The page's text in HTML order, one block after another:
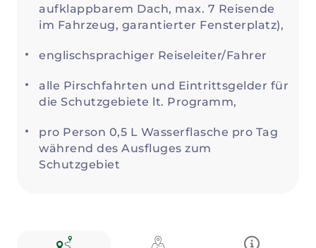
aufklappbarem Dach, max. 7 Reisende
im Fahrzeug, garantierter Fensterplatz),
englischsprachiger Reiseleiter/Fahrer
alle Pirschfahrten und Eintrittsgelder für
die Schutzgebiete lt. Programm,
pro Person 0,5 L Wasserflasche pro Tag
während des Ausfluges zum
Schutzgebiet